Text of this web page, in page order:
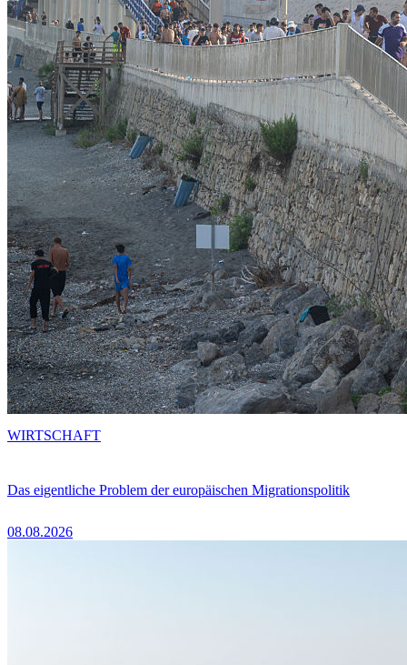
Das eigentliche Problem der europäischen Migrationspolitik
08.08.2026
WIRTSCHAFT